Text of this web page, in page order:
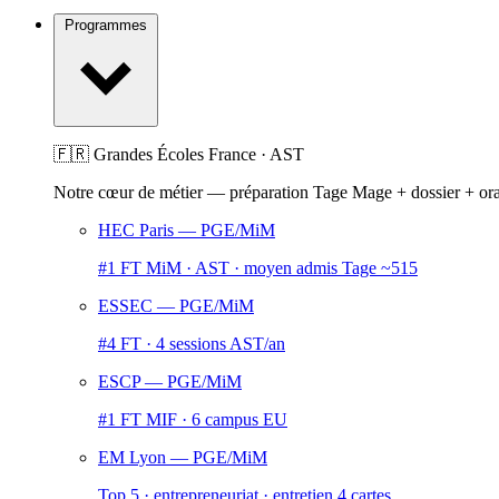
🇫🇷 Grandes Écoles France · AST
Notre cœur de métier — préparation Tage Mage + dossier +
HEC Paris — PGE/MiM
#1 FT MiM · AST · moyen admis Tage ~515
ESSEC — PGE/MiM
#4 FT · 4 sessions AST/an
ESCP— PGE/MiM
#1 FT MIF · 6 campus EU
EM Lyon — PGE/MiM
Top 5 · entrepreneuriat · entretien 4 cartes